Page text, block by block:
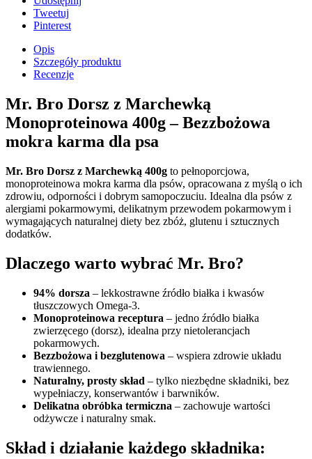
Tweetuj
Pinterest
Opis
Szczegóły produktu
Recenzje
Mr. Bro Dorsz z Marchewką
Monoproteinowa 400g – Bezzbożowa
mokra karma dla psa
Mr. Bro Dorsz z Marchewką 400g to pełnoporcjowa,
monoproteinowa mokra karma dla psów, opracowana z myślą o ich
zdrowiu, odporności i dobrym samopoczuciu. Idealna dla psów z
alergiami pokarmowymi, delikatnym przewodem pokarmowym i
wymagających naturalnej diety bez zbóż, glutenu i sztucznych
dodatków.
Dlaczego warto wybrać Mr. Bro?
94% dorsza – lekkostrawne źródło białka i kwasów
tłuszczowych Omega-3.
Monoproteinowa receptura – jedno źródło białka
zwierzęcego (dorsz), idealna przy nietolerancjach
pokarmowych.
Bezzbożowa i bezglutenowa – wspiera zdrowie układu
trawiennego.
Naturalny, prosty skład – tylko niezbędne składniki, bez
wypełniaczy, konserwantów i barwników.
Delikatna obróbka termiczna – zachowuje wartości
odżywcze i naturalny smak.
Skład i działanie każdego składnika: